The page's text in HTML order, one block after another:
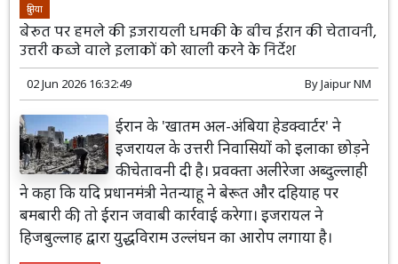
दुनिया
बेरूत पर हमले की इजरायली धमकी के बीच ईरान की चेतावनी,
उत्तरी कब्जे वाले इलाकों को खाली करने के ​निर्देश
02 Jun 2026 16:32:49 ByJaipur NM
ईरान के 'खातम अल-अंबिया हेडक्वार्टर' ने
इजरायल के उत्तरी निवासियों को इलाका छोड़ने
की चेतावनी दी है। प्रवक्ता अलीरेजा अब्दुल्लाही
ने कहा कि यदि प्रधानमंत्री नेतन्याहू ने बेरूत और दहियाह पर
बमबारी की, तो ईरान जवाबी कार्रवाई करेगा। इजरायल ने
हिजबुल्लाह द्वारा युद्धविराम उल्लंघन का आरोप लगाया है।